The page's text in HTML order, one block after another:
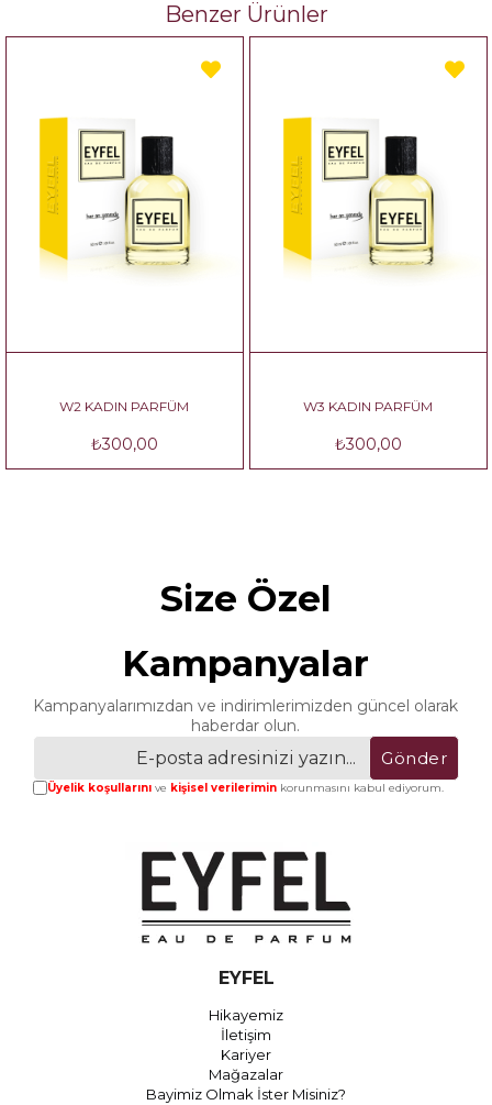
Benzer Ürünler
W2 KADIN PARFÜM
₺300,00
W3 KADIN PARFÜM
₺300,00
Size Özel
Kampanyalar
Kampanyalarımızdan ve indirimlerimizden güncel olarak
haberdar olun.
Gönder
Üyelik koşullarınıve kişisel verileriminkorunmasını kabul ediyorum.
EYFEL
Hikayemiz
İletişim
Kariyer
Mağazalar
Bayimiz Olmak İster Misiniz?